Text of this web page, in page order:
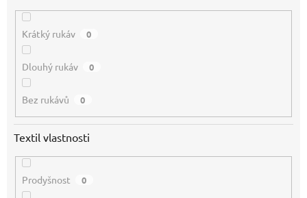
Krátký rukáv 0
Dlouhý rukáv 0
Bez rukávů 0
Textil vlastnosti
Prodyšnost 0